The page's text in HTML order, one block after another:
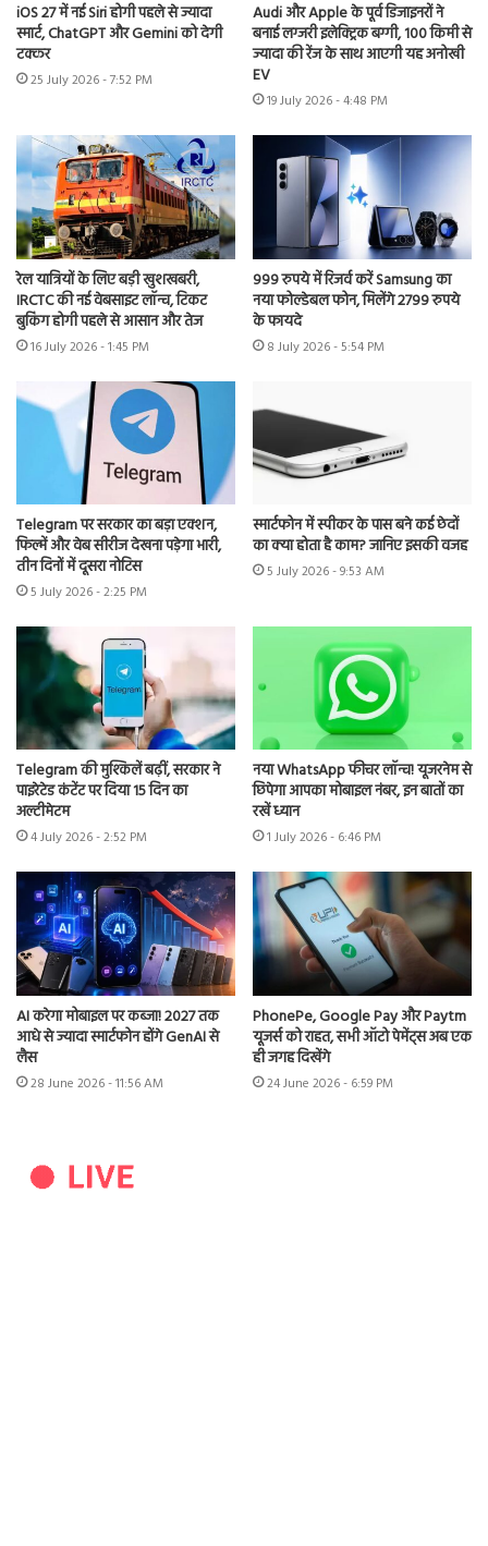
iOS 27 में नई Siri होगी पहले से ज्यादा
स्मार्ट, ChatGPT और Gemini को देगी
टक्कर
25 July 2026 - 7:52 PM
Audi और Apple के पूर्व डिजाइनरों ने
बनाई लग्जरी इलेक्ट्रिक बग्गी, 100 किमी से
ज्यादा की रेंज के साथ आएगी यह अनोखी
EV
19 July 2026 - 4:48 PM
रेल यात्रियों के लिए बड़ी खुशखबरी,
IRCTC की नई वेबसाइट लॉन्च, टिकट
बुकिंग होगी पहले से आसान और तेज
16 July 2026 - 1:45 PM
999 रुपये में रिजर्व करें Samsung का
नया फोल्डेबल फोन, मिलेंगे 2799 रुपये
के फायदे
8 July 2026 - 5:54 PM
Telegram पर सरकार का बड़ा एक्शन,
फिल्में और वेब सीरीज देखना पड़ेगा भारी,
तीन दिनों में दूसरा नोटिस
5 July 2026 - 2:25 PM
स्मार्टफोन में स्पीकर के पास बने कई छेदों
का क्या होता है काम? जानिए इसकी वजह
5 July 2026 - 9:53 AM
Telegram की मुश्किलें बढ़ीं, सरकार ने
पाइरेटेड कंटेंट पर दिया 15 दिन का
अल्टीमेटम
4 July 2026 - 2:52 PM
नया WhatsApp फीचर लॉन्च! यूजरनेम से
छिपेगा आपका मोबाइल नंबर, इन बातों का
रखें ध्यान
1 July 2026 - 6:46 PM
AI करेगा मोबाइल पर कब्जा! 2027 तक
आधे से ज्यादा स्मार्टफोन होंगे GenAI से
लैस
28 June 2026 - 11:56 AM
PhonePe, Google Pay और Paytm
यूजर्स को राहत, सभी ऑटो पेमेंट्स अब एक
ही जगह दिखेंगे
24 June 2026 - 6:59 PM